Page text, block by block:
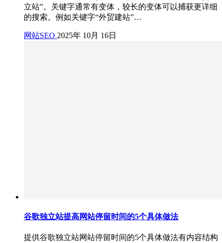
立站”。关键字通常有变体，较长的变体可以捕获更详细
的搜索。例如关键字“外贸建站”…
网站SEO 2025年 10月 16日
谷歌独立站提高网站停留时间的5个具体做法
提供谷歌独立站网站停留时间的5个具体做法有内容结构